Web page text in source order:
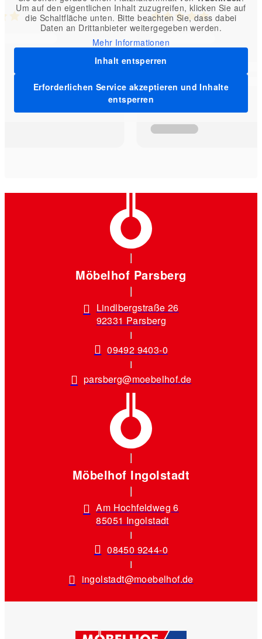
Um auf den eigentlichen Inhalt zuzugreifen, klicken Sie auf
die Schaltfläche unten. Bitte beachten Sie, dass dabei
Daten an Drittanbieter weitergegeben werden.
Mehr Informationen
Inhalt entsperren
Erforderlichen Service akzeptieren und Inhalte
entsperren
Möbelhof Parsberg
Lindlbergstraße 26
92331 Parsberg
09492 9403-0
parsberg@moebelhof.de
Möbelhof Ingolstadt
Am Hochfeldweg 6
85051 Ingolstadt
08450 9244-0
ingolstadt@moebelhof.de